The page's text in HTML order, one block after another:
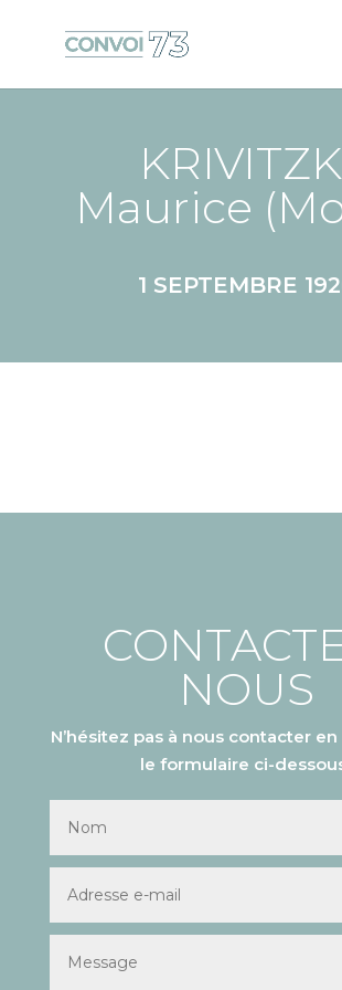
Maurice
1 SEPTEMBRE
NOUS
N’hésitez pas à nous contacter
le formulaire ci-